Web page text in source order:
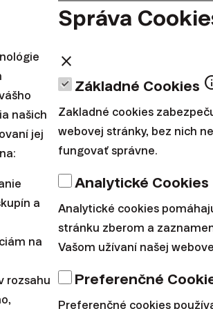
Chcel som postaviť prvú
ako na svojom vlastnom
aby sme vybudovali Finax
škálovať aj za hranicami
blízke a z pohľadu
a po predchádzajúcej
Európy mi prišla medzinárodná
našich
jej
a
na
rozsahu
Správa
close
Základné Cookies
Zakladné cookies
webovej stránky, bez nich
fungovať správne.
Analytické Cookies
Analytické cookies
stránku zberom a
Vašom užívaní našej
Preferenčné
Preferenčné cookies